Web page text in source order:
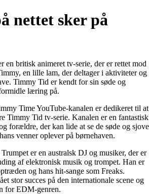
nettet sker på
en britisk animeret tv-serie, der er rettet mod
en lille lam, der deltager i aktiviteter og
Timmy Tid er kendt for sin søde og
læring på.
Time YouTube-kanalen er dedikeret til at
Timmy Tid tv-serie. Kanalen er en fantastisk
forældre, der kan lide at se de søde og sjove
venner oplever på børnehaven.
er en australsk DJ og musiker, der er
af elektronisk musik og trompet. Han er
og hans hit-sange som Freaks.
stor succes på den internationale scene og
for EDM-genren.